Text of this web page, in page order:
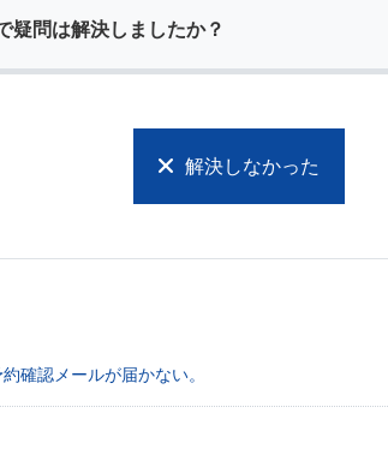
疑問は解決しましたか？
解決しなかった
確認メールが届かない。